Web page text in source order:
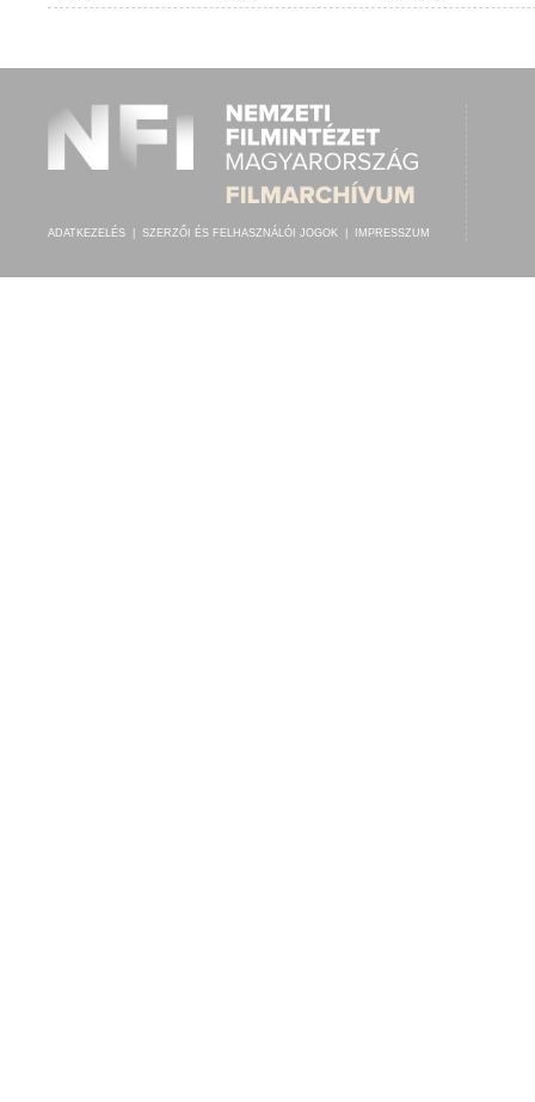
ELŐADÓ: BUTTOLA EDE TÁNCZENEKARA
ADATKEZELÉS SZERZŐI ÉS FELHASZNÁLÓI JOGOK IMPRESSZUM